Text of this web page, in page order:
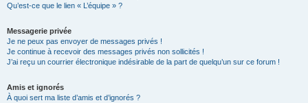
Qu’est-ce que le lien « L’équipe » ?
Messagerie privée
Je ne peux pas envoyer de messages privés !
Je continue à recevoir des messages privés non sollicités !
J’ai reçu un courrier électronique indésirable de la part de quelqu’un sur ce forum !
Amis et ignorés
À quoi sert ma liste d’amis et d’ignorés ?